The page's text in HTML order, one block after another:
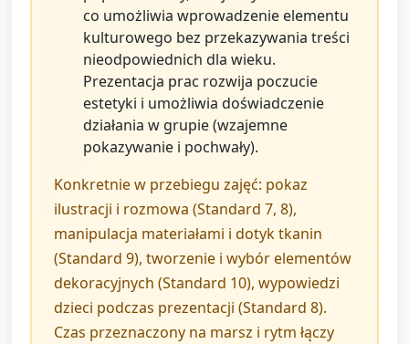
co umożliwia wprowadzenie elementu
kulturowego bez przekazywania treści
nieodpowiednich dla wieku.
Prezentacja prac rozwija poczucie
estetyki i umożliwia doświadczenie
działania w grupie (wzajemne
pokazywanie i pochwały).
Konkretnie w przebiegu zajęć: pokaz
ilustracji i rozmowa (Standard 7, 8),
manipulacja materiałami i dotyk tkanin
(Standard 9), tworzenie i wybór elementów
dekoracyjnych (Standard 10), wypowiedzi
dzieci podczas prezentacji (Standard 8).
Czas przeznaczony na marsz i rytm łączy